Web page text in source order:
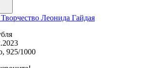
Леонида Гайдая
925/1000